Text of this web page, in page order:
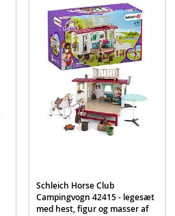
ved hjælp af liften
at se på dyrene
og ben
Schleich Horse Club
Campingvogn 42415 - legesæt
med hest, figur og masser af